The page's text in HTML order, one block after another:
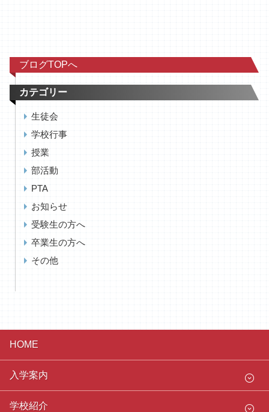
ブログTOPへ
カテゴリー
生徒会
学校行事
授業
部活動
PTA
お知らせ
受験生の方へ
卒業生の方へ
その他
HOME
入学案内
学校紹介